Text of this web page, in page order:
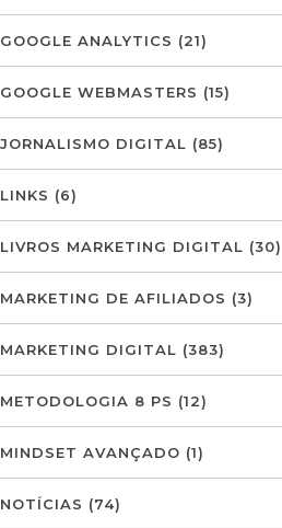
GOOGLE ANALYTICS (21)
GOOGLE WEBMASTERS (15)
JORNALISMO DIGITAL (85)
LINKS (6)
LIVROS MARKETING DIGITAL (30)
MARKETING DE AFILIADOS (3)
MARKETING DIGITAL (383)
METODOLOGIA 8 PS (12)
MINDSET AVANÇADO (1)
NOTÍCIAS (74)